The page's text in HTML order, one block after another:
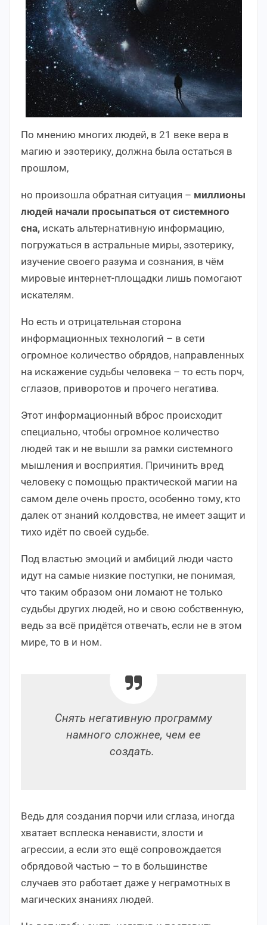
По мнению многих людей, в 21 веке вера в
магию и эзотерику, должна была остаться в
прошлом,
но произошла обратная ситуация – миллионы
людей начали просыпаться от системного
сна, искать альтернативную информацию,
погружаться в астральные миры, эзотерику,
изучение своего разума и сознания, в чём
мировые интернет-площадки лишь помогают
искателям.
Но есть и отрицательная сторона
информационных технологий – в сети
огромное количество обрядов, направленных
на искажение судьбы человека – то есть порч,
сглазов, приворотов и прочего негатива.
Этот информационный вброс происходит
специально, чтобы огромное количество
людей так и не вышли за рамки системного
мышления и восприятия. Причинить вред
человеку с помощью практической магии на
самом деле очень просто, особенно тому, кто
далек от знаний колдовства, не имеет защит и
тихо идёт по своей судьбе.
Под властью эмоций и амбиций люди часто
идут на самые низкие поступки, не понимая,
что таким образом они ломают не только
судьбы других людей, но и свою собственную,
ведь за всё придётся отвечать, если не в этом
мире, то в и ном.
Снять негативную программу
намного сложнее, чем ее
создать.
Ведь для создания порчи или сглаза, иногда
хватает всплеска ненависти, злости и
агрессии, а если это ещё сопровождается
обрядовой частью – то в большинстве
случаев это работает даже у неграмотных в
магических знаниях людей.